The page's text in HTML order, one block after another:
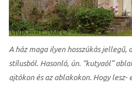
A ház maga ilyen hosszúkás jellegű,
stílusból. Hasonló, ún. “kutyaól”
ajtókon és az ablakokon. Hogy